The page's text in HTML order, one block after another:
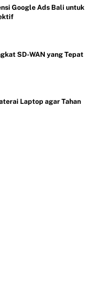
Google Ads Bali untuk
SD-WAN yang Tepat
Laptop agar Tahan